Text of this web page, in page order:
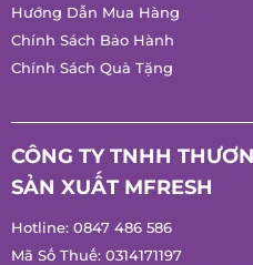
Chính Sách Giao Hàng
Chính Sách Bảo Mật
Chính Sách Đổi Trả Hàng
Chính Sách Bảo Hành
Chính Sách Quà Tặng
CÔNG TY TNHH